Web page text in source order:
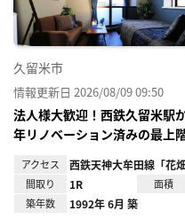
久留米市
情報更新日 2026/08/09 09:50
法人様大歓迎！西鉄久留米
年リノベーション済みの最上
アクセス 西鉄天神大牟田線「花
間取り 1R 面積
築年数 1992年 6月 築